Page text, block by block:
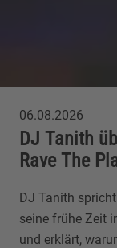
06.08.2026
DJ Tanith
Rave The
DJ Tanith
seine frühe Zeit
und erklärt,